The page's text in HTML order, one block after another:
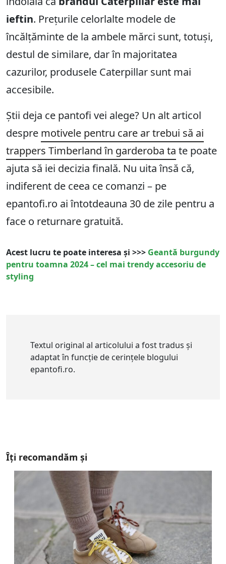
ieftin. Prețurile celorlalte modele de
încălțăminte de la ambele mărci sunt, totuși,
destul de similare, dar în majoritatea
cazurilor, produsele Caterpillar sunt mai
accesibile.
Știi deja ce pantofi vei alege? Un alt articol
despre motivele pentru care ar trebui să ai
trappers Timberland în garderoba ta te poate
ajuta să iei decizia finală. Nu uita însă că,
indiferent de ceea ce comanzi – pe
epantofi.ro ai întotdeauna 30 de zile pentru a
face o returnare gratuită.
Acest lucru te poate interesa și >>> Geantă burgundy
pentru toamna 2024 – cel mai trendy accesoriu de
styling
Textul original al articolului a fost tradus și
adaptat în funcție de cerințele blogului
epantofi.ro.
Îți recomandăm și